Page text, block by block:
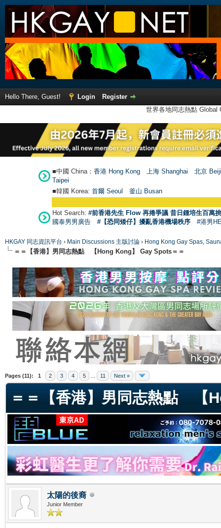
Hello There, Guest! Login
Register
世界各地同志熱點
■中國 China： 香港 Hong Kong 上海 Shanghai
北京
Taipei
■韓國 Korea: 首爾 Seoul 釜山 Busan
Hot Search: #前香港先生 Flow 再捲爭議 昔日鍾培生百萬
國泰男男廣告
#【恐同矮仔】擾亂香港機場秩序 #港男
HKGAY 同志資訊平台 › Main Discussions 主版討論 › Hong Kong Gay Spas,
＝＝【香港】男同志熱點 【Hong Kong】 Gay Spots＝＝
Pages (11): 1 2 3 4 5 11 Next »
＝＝【香港】男同志熱點 【
太陽的後裔
Junior Member